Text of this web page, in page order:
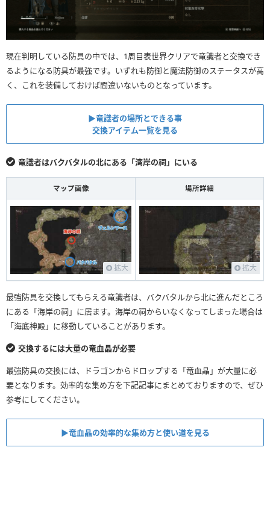
現在判明している防具の中では、1周目表世界クリアで竜識者と交換でき
るようになる防具が最強です。いずれも防御と魔法防御のステータスが高
く、これを装備しておけば間違いないものとなっています。
▶︎竜識者の場所とできる事
交換アイテム一覧を見る
竜識者はバクバタルの北にある「湾岸の祠」にいる
マップ画像 場所詳細
拡大 拡大
最強防具を交換してもらえる竜識者は、バクバタルから北に進んだところ
にある「海岸の祠」に居ます。海岸の祠からいなくなってしまった場合は
「海底神殿」に移動していることがあります。
交換するには大量の竜血晶が必要
最強防具の交換には、ドラゴンからドロップする「竜血晶」が大量に必
要となります。効率的な集め方を下記記事にまとめておりますので、ぜひ
参考にしてください。
▶︎竜血晶の効率的な集め方と使い道を見る